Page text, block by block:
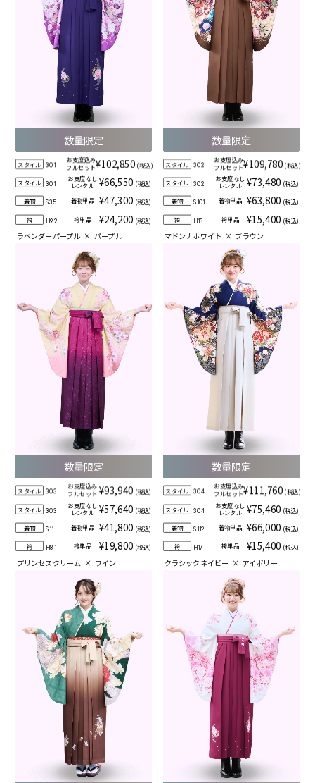
数量限定
スタイル 301
お支度込み
フルセット¥102,850 (税込)
スタイル 301
お支度なし
レンタル
¥66,550 (税込)
着物 S35 着物単品 ¥47,300 (税込)
袴 H92 袴単品 ¥24,200 (税込)
ラベンダーパープル × パープル
数量限定
スタイル 302
お支度込み
フルセット¥109,780 (税込)
スタイル 302
お支度なし
レンタル ¥73,480 (税込)
着物 S101 着物単品 ¥63,800 (税込)
袴 H13 袴単品 ¥15,400 (税込)
マドンナホワイト × ブラウン
数量限定
スタイル 303
お支度込み
フルセット ¥93,940 (税込)
スタイル 303
お支度なし
レンタル
¥57,640 (税込)
着物 S11 着物単品 ¥41,800 (税込)
袴 H81 袴単品 ¥19,800 (税込)
プリンセスクリーム × ワイン
数量限定
スタイル 304
お支度込み
フルセット¥111,760 (税込)
スタイル 304
お支度なし
レンタル ¥75,460 (税込)
着物 S112 着物単品 ¥66,000 (税込)
袴 H17 袴単品 ¥15,400 (税込)
クラシックネイビー × アイボリー